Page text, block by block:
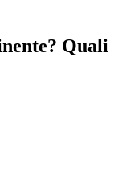
Quali